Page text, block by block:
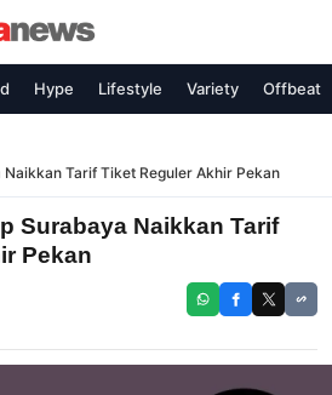
Hype Lifestyle Variety Offbeat
Tarif Tiket Reguler Akhir Pekan
Surabaya Naikkan Tarif
Pekan